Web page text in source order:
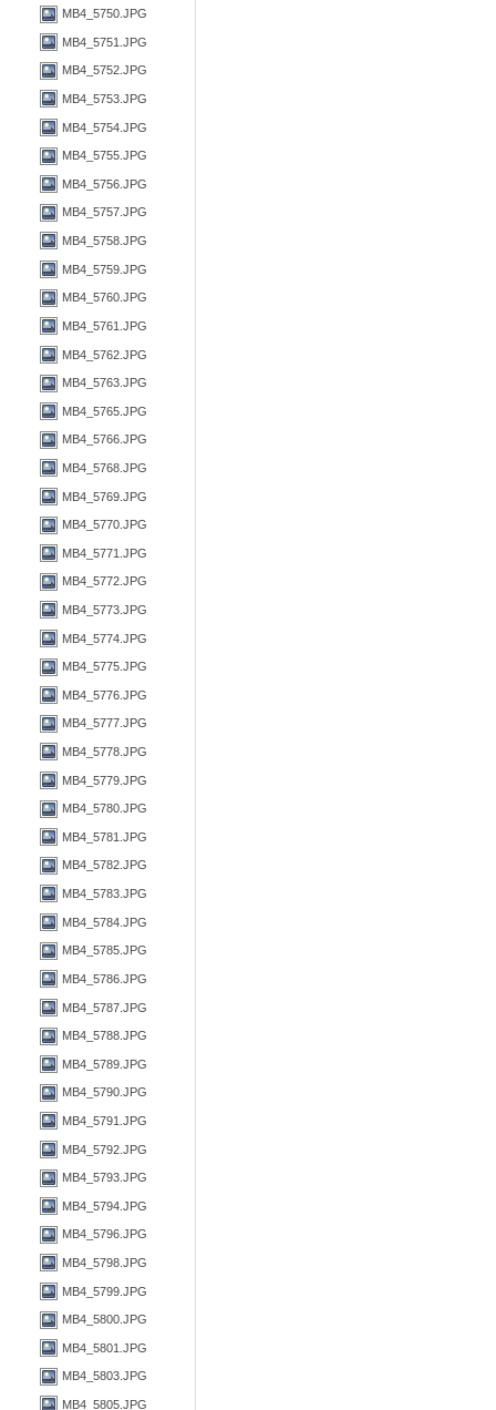
MB4_5750.JPG
MB4_5751.JPG
MB4_5752.JPG
MB4_5753.JPG
MB4_5754.JPG
MB4_5755.JPG
MB4_5756.JPG
MB4_5757.JPG
MB4_5758.JPG
MB4_5759.JPG
MB4_5760.JPG
MB4_5761.JPG
MB4_5762.JPG
MB4_5763.JPG
MB4_5765.JPG
MB4_5766.JPG
MB4_5768.JPG
MB4_5769.JPG
MB4_5770.JPG
MB4_5771.JPG
MB4_5772.JPG
MB4_5773.JPG
MB4_5774.JPG
MB4_5775.JPG
MB4_5776.JPG
MB4_5777.JPG
MB4_5778.JPG
MB4_5779.JPG
MB4_5780.JPG
MB4_5781.JPG
MB4_5782.JPG
MB4_5783.JPG
MB4_5784.JPG
MB4_5785.JPG
MB4_5786.JPG
MB4_5787.JPG
MB4_5788.JPG
MB4_5789.JPG
MB4_5790.JPG
MB4_5791.JPG
MB4_5792.JPG
MB4_5793.JPG
MB4_5794.JPG
MB4_5796.JPG
MB4_5798.JPG
MB4_5799.JPG
MB4_5800.JPG
MB4_5801.JPG
MB4_5803.JPG
MB4_5805.JPG